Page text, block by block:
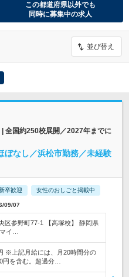
この都道府県以外でも
同時に募集中の求人
並び替え
全国約250校展開／2027年までに
ぼなし／浜松市勤務／未経験
卒歓迎 女性のおしごと掲載中
09/07
区参野町77-1 【高塚校】 静岡県
イ…
※上記月給には、月20時間分の
円を含む。超過分…